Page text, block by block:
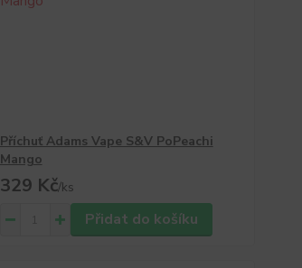
Příchuť Adams Vape S&V PoPeachi
Mango
329 Kč/ks
Přidat do košíku